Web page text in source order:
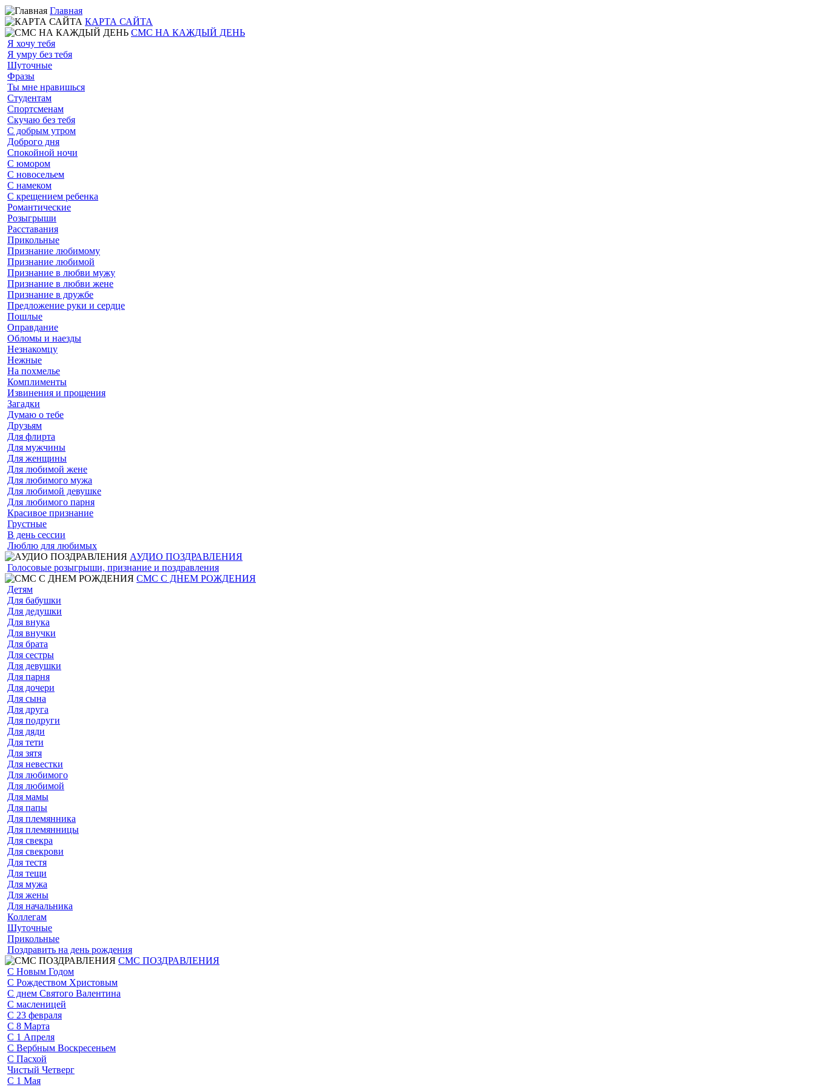
Главная
КАРТА САЙТА
СМС НА КАЖДЫЙ ДЕНЬ
Я хочу тебя
Я умру без тебя
Шуточные
Фразы
Ты мне нравишься
Студентам
Спортсменам
Скучаю без тебя
С добрым утром
Доброго дня
Спокойной ночи
С юмором
С новосельем
С намеком
С крещением ребенка
Романтические
Розыгрыши
Расставания
Прикольные
Признание любимому
Признание любимой
Признание в любви мужу
Признание в любви жене
Признание в дружбе
Предложение руки и сердце
Пошлые
Оправдание
Обломы и наезды
Незнакомцу
Нежные
На похмелье
Комплименты
Извинения и прощения
Загадки
Думаю о тебе
Друзьям
Для флирта
Для мужчины
Для женщины
Для любимой жене
Для любимого мужа
Для любимой девушке
Для любимого парня
Красивое признание
Грустные
В день сессии
Люблю для любимых
АУДИО ПОЗДРАВЛЕНИЯ
Голосовые розыгрыши, признание и поздравления
СМС С ДНЕМ РОЖДЕНИЯ
Детям
Для бабушки
Для дедушки
Для внука
Для внучки
Для брата
Для сестры
Для девушки
Для парня
Для дочери
Для сына
Для друга
Для подруги
Для дяди
Для тети
Для зятя
Для невестки
Для любимого
Для любимой
Для мамы
Для папы
Для племянника
Для племянницы
Для свекра
Для свекрови
Для тестя
Для тещи
Для мужа
Для жены
Для начальника
Коллегам
Шуточные
Прикольные
Поздравить на день рождения
СМС ПОЗДРАВЛЕНИЯ
С Новым Годом
С Рождеством Христовым
С днем Святого Валентина
С масленицей
С 23 февраля
С 8 Марта
С 1 Апреля
С Вербным Воскресеньем
С Пасхой
Чистый Четверг
С 1 Мая